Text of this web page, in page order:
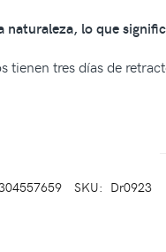
lo que
tienen tres días de
SKU: Dr0923